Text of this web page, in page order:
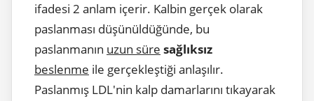
ifadesi 2 anlam içerir. Kalbin gerçek olarak
paslanması düşünüldüğünde, bu
paslanmanın uzun süre sağlıksız
beslenme ile gerçekleştiği anlaşılır.
Paslanmış LDL'nin kalp damarlarını tıkayarak